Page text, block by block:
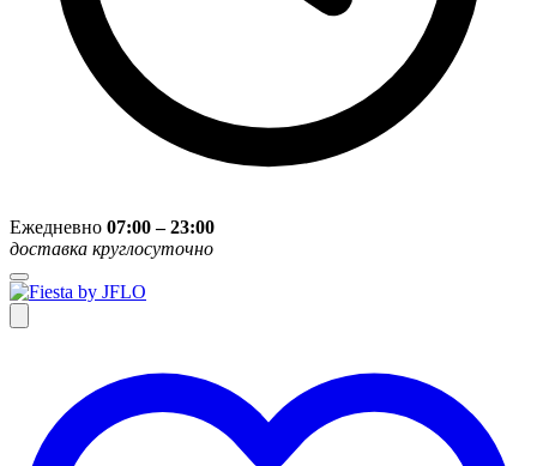
Ежедневно 07:00 – 23:00
доставка круглосуточно